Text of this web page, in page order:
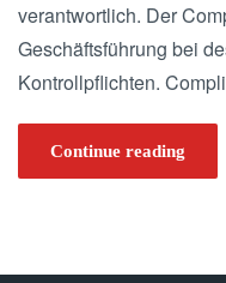
verantwortlich. Der
Geschäftsführung bei
Kontrollpflichten.
Continue reading